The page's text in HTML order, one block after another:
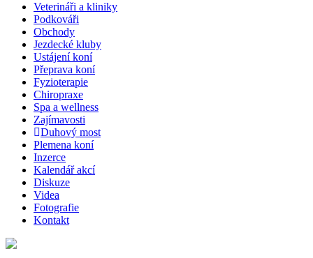
Veterináři a kliniky
Podkováři
Obchody
Jezdecké kluby
Ustájení koní
Přeprava koní
Fyzioterapie
Chiropraxe
Spa a wellness
Zajímavosti
Duhový most
Plemena koní
Inzerce
Kalendář akcí
Diskuze
Videa
Fotografie
Kontakt